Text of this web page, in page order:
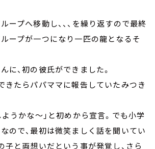
ープへ移動し、、、を繰り返すので最終
ープが一つになり一匹の龍となるそ
に、初の彼氏ができました。
きたらパパママに報告していたみつき
ようかな～」と初めから宣言。でも小学
ので、最初は微笑ましく話を聞いてい
子と両想いだという事が発覚し、さら